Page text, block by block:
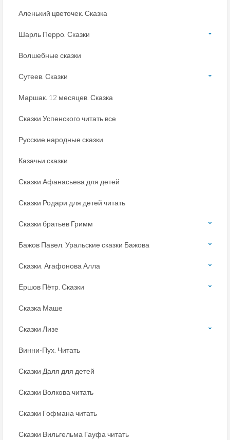
Аленький цветочек. Сказка
Шарль Перро. Сказки
Волшебные сказки
Сутеев. Сказки
Маршак. 12 месяцев. Сказка
Сказки Успенского читать все
Русские народные сказки
Казачьи сказки
Сказки Афанасьева для детей
Сказки Родари для детей читать
Сказки братьев Гримм
Бажов Павел. Уральские сказки Бажова
Сказки. Агафонова Алла
Ершов Пётр. Сказки
Сказка Маше
Сказки Лизе
Винни-Пух. Читать
Сказки Даля для детей
Сказки Волкова читать
Сказки Гофмана читать
Сказки Вильгельма Гауфа читать